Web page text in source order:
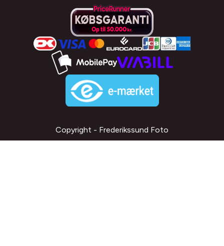
Copyright - Frederikssund Foto